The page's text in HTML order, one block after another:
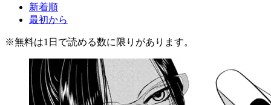
新着順
最初から
※無料は1日で読める数に限りがあります。